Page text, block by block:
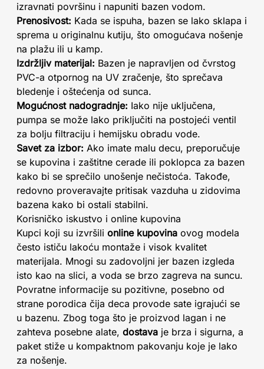
izravnati površinu i napuniti bazen vodom.
Prenosivost: Kada se ispuha, bazen se lako sklapa i
sprema u originalnu kutiju, što omogućava nošenje
na plažu ili u kamp.
Izdržljiv materijal: Bazen je napravljen od čvrstog
PVC-a otpornog na UV zračenje, što sprečava
bledenje i oštećenja od sunca.
Mogućnost nadogradnje: Iako nije uključena,
pumpa se može lako priključiti na postojeći ventil
za bolju filtraciju i hemijsku obradu vode.
Savet za izbor: Ako imate malu decu, preporučuje
se kupovina i zaštitne cerade ili poklopca za bazen
kako bi se sprečilo unošenje nečistoća. Takođe,
redovno proveravajte pritisak vazduha u zidovima
bazena kako bi ostali stabilni.
Korisničko iskustvo i online kupovina
Kupci koji su izvršili online kupovina ovog modela
često ističu lakoću montaže i visok kvalitet
materijala. Mnogi su zadovoljni jer bazen izgleda
isto kao na slici, a voda se brzo zagreva na suncu.
Povratne informacije su pozitivne, posebno od
strane porodica čija deca provode sate igrajući se
u bazenu. Zbog toga što je proizvod lagan i ne
zahteva posebne alate, dostava je brza i sigurna, a
paket stiže u kompaktnom pakovanju koje je lako
za nošenje.